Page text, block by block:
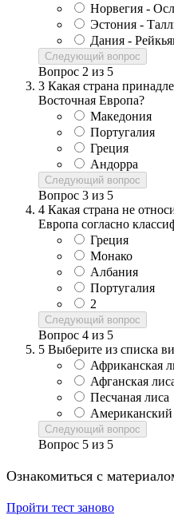
Норвегия -
Эстония -
Дания -
Следующий вопрос
Вопрос 2 из 5
3 Какая страна
Восточная Европа?
Македония
Португалия
Греция
Андорра
Следующий вопрос
Вопрос 3 из 5
4 Какая страна не
Европа согласно
Греция
Монако
Албания
Португалия
2
Следующий вопрос
Вопрос 4 из 5
5 Выберите из списка
Африканская
Афганская
Песчаная лиса
Американский
Следующий вопрос
Вопрос 5 из 5
Ознакомиться с
Пройти тест заново